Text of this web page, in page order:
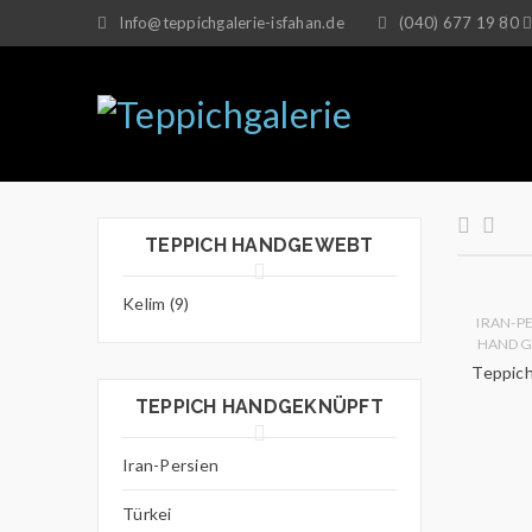
Info@teppichgalerie-isfahan.de (040) 677 19 80
TEPPICH HANDGEWEBT
Kelim (9)
TEPPICH HANDGEKNÜPFT
Iran-Persien
Türkei
IRAN-